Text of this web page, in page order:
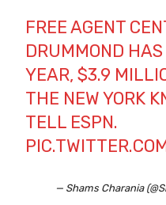
FREE AGENT
DRUMMOND
YEAR, $3.9
THE NEW YORK
TELL ESPN.
— Shams Charania